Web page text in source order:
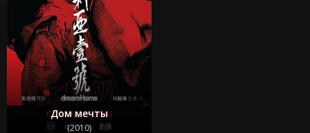
Дом мечты
(2010)